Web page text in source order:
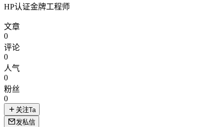
HP认证金牌工程师
文章
0
评论
0
人气
0
粉丝
0
关注Ta
发私信